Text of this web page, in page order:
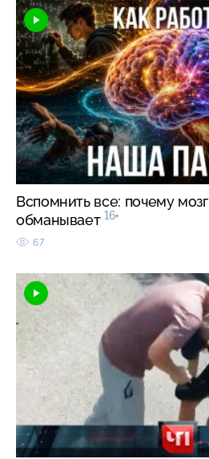
Вспомнить все: почему
обманывает 16+
67